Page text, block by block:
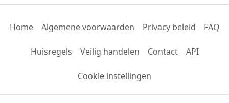
Home Algemene voorwaarden Privacy beleid FAQ
Huisregels Veilig handelen Contact API
Cookie instellingen